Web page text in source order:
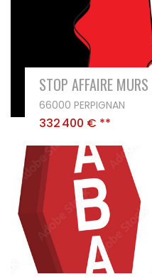
STOP AFFAIRE
66000 PERPIGNAN
332 400 € **